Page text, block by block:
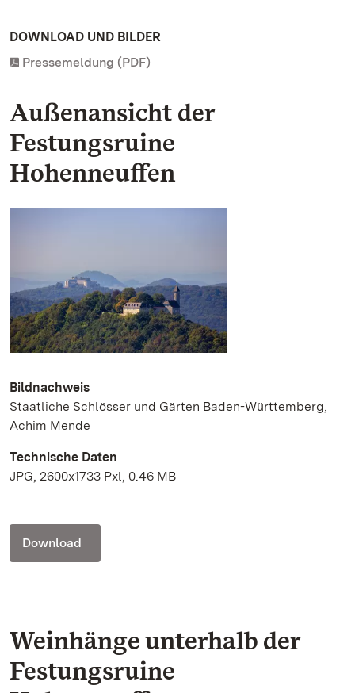
DOWNLOAD UND BILDER
Pressemeldung (PDF)
Außenansicht der
Festungsruine
Hohenneuffen
Bildnachweis
Staatliche Schlösser und Gärten Baden-Württemberg,
Achim Mende
Technische Daten
JPG, 2600x1733 Pxl, 0.46 MB
Download
Weinhänge unterhalb der
Festungsruine